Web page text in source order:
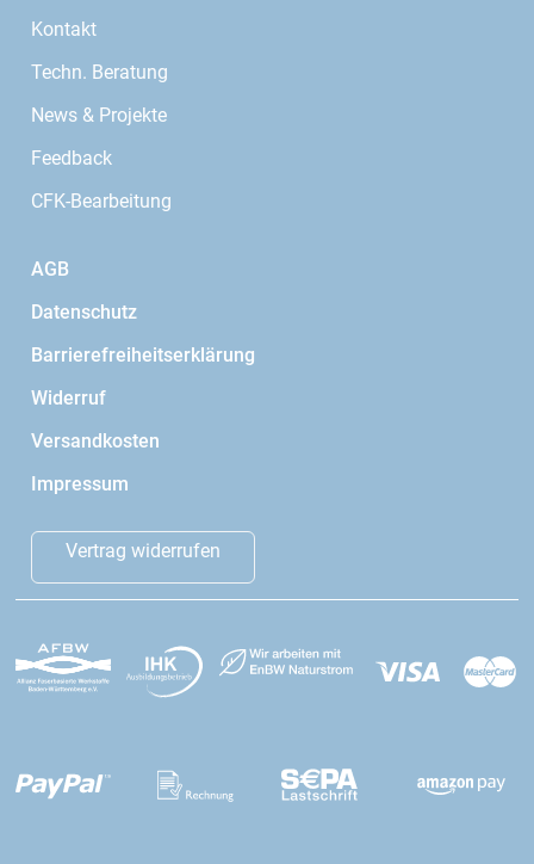
Kontakt
Techn. Beratung
News & Projekte
Feedback
CFK-Bearbeitung
AGB
Datenschutz
Barrierefreiheitserklärung
Widerruf
Versandkosten
Impressum
Vertrag widerrufen